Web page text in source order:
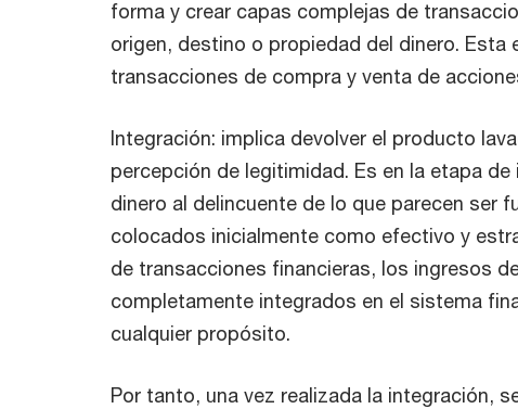
forma y crear capas complejas de
origen, destino o propiedad del dinero. Esta
transacciones de compra y venta de
Integración: implica devolver el producto
percepción de legitimidad. Es en la etapa
dinero al delincuente de lo que parecen ser
colocados inicialmente como efectivo y
de transacciones financieras, los ingresos
completamente integrados en el sistema
cualquier propósito.
Por tanto, una vez realizada la integración,